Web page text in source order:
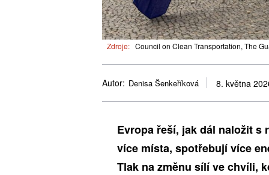
Zdroje: Council on Clean Transportation, The
Autor: Denisa Šenkeříková 8. května
Evropa řeší, jak dál naložit s
více místa, spotřebují více
Tlak na změnu sílí ve chvíli,